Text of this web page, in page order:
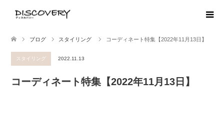
ブログ スタイリング コーディネート特集【2022年11月13日】
スタイリング 2022.11.13
コーディネート特集【2022年11月13日】